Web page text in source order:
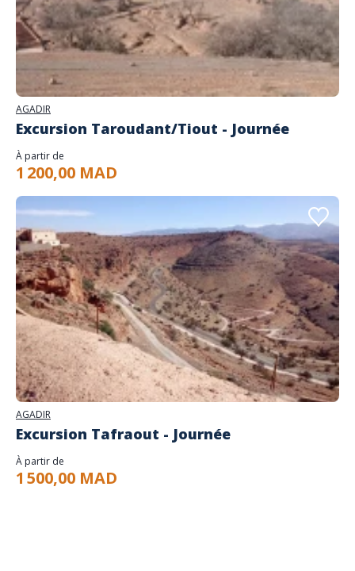
AGADIR
Excursion Taroudant/Tiout - Journée
À partir de
1 200,00 MAD
AGADIR
Excursion Tafraout - Journée
À partir de
1 500,00 MAD